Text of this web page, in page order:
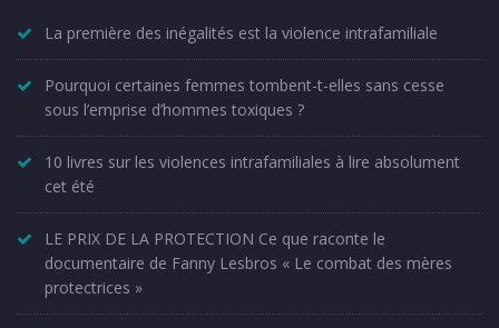
La première des inégalités est la violence intrafamiliale
Pourquoi certaines femmes tombent-t-elles sans cesse
sous l’emprise d’hommes toxiques ?
10 livres sur les violences intrafamiliales à lire absolument
cet été
LE PRIX DE LA PROTECTION Ce que raconte le
documentaire de Fanny Lesbros « Le combat des mères
protectrices »